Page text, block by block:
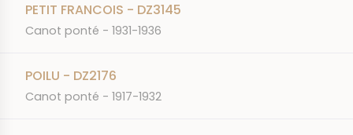
PETIT FRANCOIS - DZ3145
Canot ponté - 1931-1936
POILU - DZ2176
Canot ponté - 1917-1932